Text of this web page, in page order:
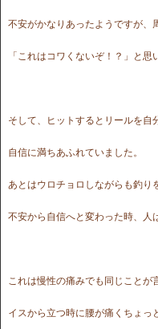
不安がかなりあったようですが、
「これはコワくないぞ！？」と思
そして、ヒットするとリールを自
自信に満ちあふれていました。
あとはウロチョロしながらも釣り
不安から自信へと変わった時、人
これは慢性の痛みでも同じことが
イスから立つ時に腰が痛くちょっ